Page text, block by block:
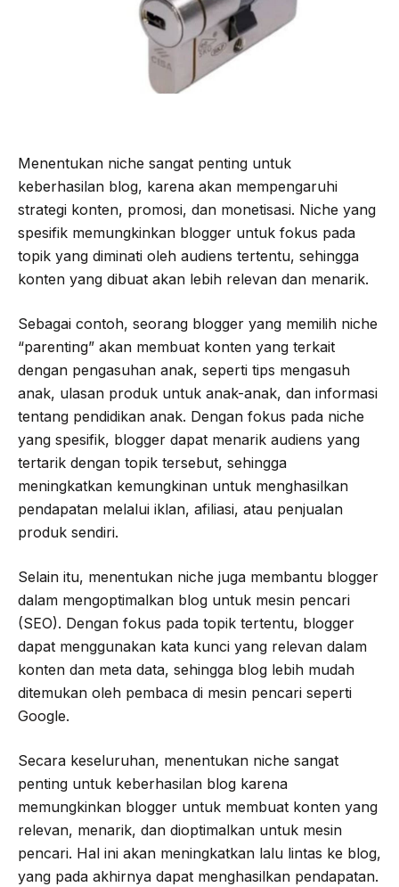
Menentukan niche sangat penting untuk
keberhasilan blog, karena akan mempengaruhi
strategi konten, promosi, dan monetisasi. Niche yang
spesifik memungkinkan blogger untuk fokus pada
topik yang diminati oleh audiens tertentu, sehingga
konten yang dibuat akan lebih relevan dan menarik.
Sebagai contoh, seorang blogger yang memilih niche
“parenting” akan membuat konten yang terkait
dengan pengasuhan anak, seperti tips mengasuh
anak, ulasan produk untuk anak-anak, dan informasi
tentang pendidikan anak. Dengan fokus pada niche
yang spesifik, blogger dapat menarik audiens yang
tertarik dengan topik tersebut, sehingga
meningkatkan kemungkinan untuk menghasilkan
pendapatan melalui iklan, afiliasi, atau penjualan
produk sendiri.
Selain itu, menentukan niche juga membantu blogger
dalam mengoptimalkan blog untuk mesin pencari
(SEO). Dengan fokus pada topik tertentu, blogger
dapat menggunakan kata kunci yang relevan dalam
konten dan meta data, sehingga blog lebih mudah
ditemukan oleh pembaca di mesin pencari seperti
Google.
Secara keseluruhan, menentukan niche sangat
penting untuk keberhasilan blog karena
memungkinkan blogger untuk membuat konten yang
relevan, menarik, dan dioptimalkan untuk mesin
pencari. Hal ini akan meningkatkan lalu lintas ke blog,
yang pada akhirnya dapat menghasilkan pendapatan.